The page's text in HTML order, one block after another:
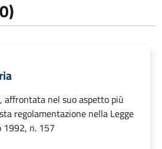
nel suo aspetto più
regolamentazione nella Legge
1992, n. 157